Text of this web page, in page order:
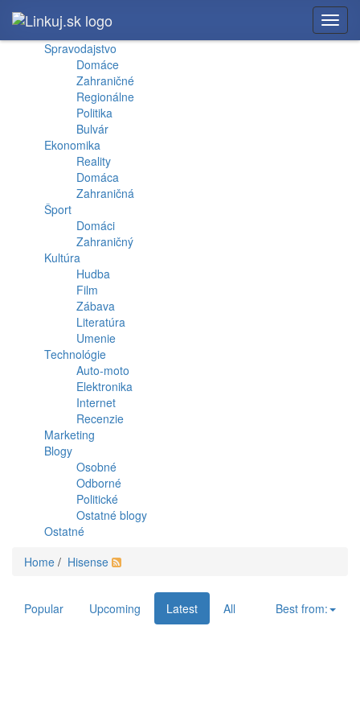
Spravodajstvo
Domáce
Zahraničné
Regionálne
Politika
Bulvár
Ekonomika
Reality
Domáca
Zahraničná
Šport
Domáci
Zahraničný
Kultúra
Hudba
Film
Zábava
Literatúra
Umenie
Technológie
Auto-moto
Elektronika
Internet
Recenzie
Marketing
Blogy
Osobné
Odborné
Politické
Ostatné blogy
Ostatné
Home / Hisense
Popular Upcoming Latest All Best from: